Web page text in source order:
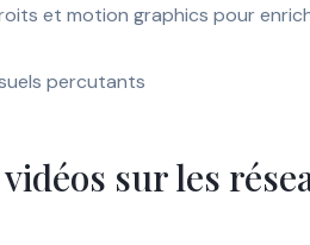
et motion graphics pour
percutants
sur les